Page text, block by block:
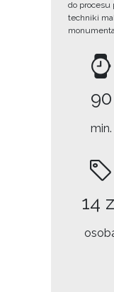
do procesu
techniki
90
min.
14